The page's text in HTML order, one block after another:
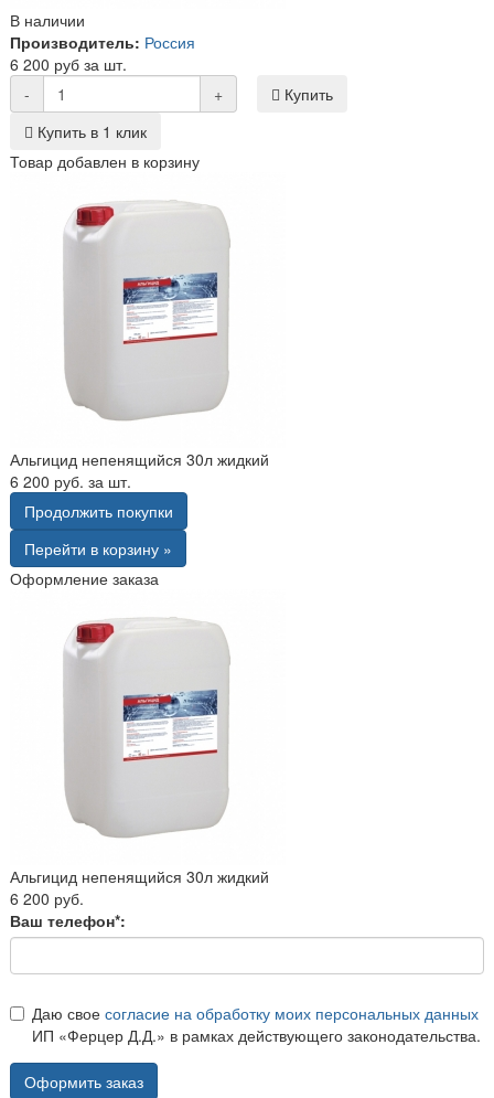
В наличии
Производитель: Россия
6 200 руб за шт.
-
+
Купить
Купить в 1 клик
Товар добавлен в корзину
Альгицид непенящийся 30л жидкий
6 200 руб. за шт.
Продолжить покупки
Перейти в корзину »
Оформление заказа
Альгицид непенящийся 30л жидкий
6 200 руб.
Ваш телефон*:
Даю свое согласие на обработку моих персональных данных
ИП «Ферцер Д.Д.» в рамках действующего законодательства.
Оформить заказ